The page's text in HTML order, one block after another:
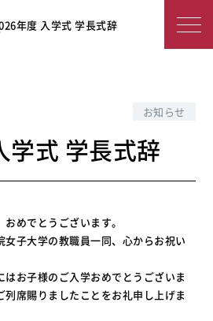
宮
女
子
学
学長式辞
年度 入学式 学長式辞
お知らせ
学式 学長式辞
めでとうございます。
子大学の教職員一同、心からお祝い
はお子様のご入学おめでとうございま
席賜りましたことをお礼申し上げま